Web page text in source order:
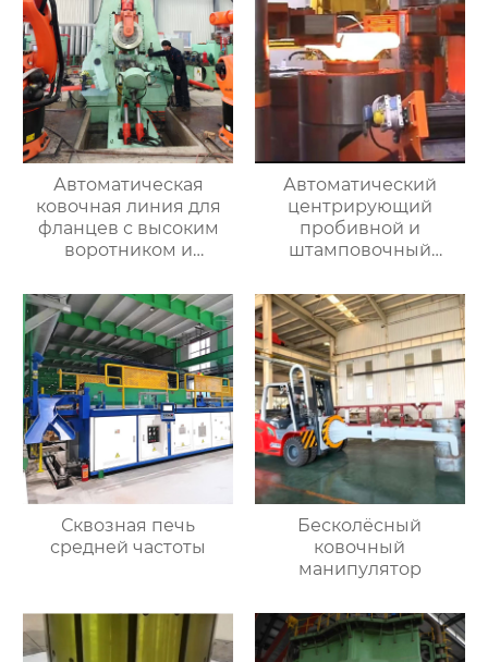
Автоматическая
ковочная линия для
фланцев с высоким
воротником и
Автоматический
центрирующий
пробивной и
штамповочный
пресс
Сквозная печь
средней частоты
Бесколёсный
ковочный
манипулятор